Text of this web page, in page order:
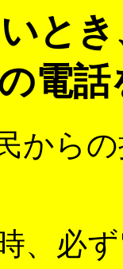
と
電
から
、必